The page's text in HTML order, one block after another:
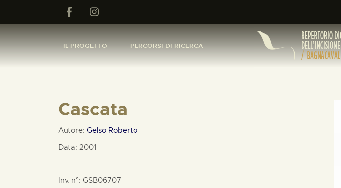
IL PROGETTO PERCORSI DI RICERCA
Cascata
Autore: Gelso Roberto
Data: 2001
Inv. n°: GSB06707